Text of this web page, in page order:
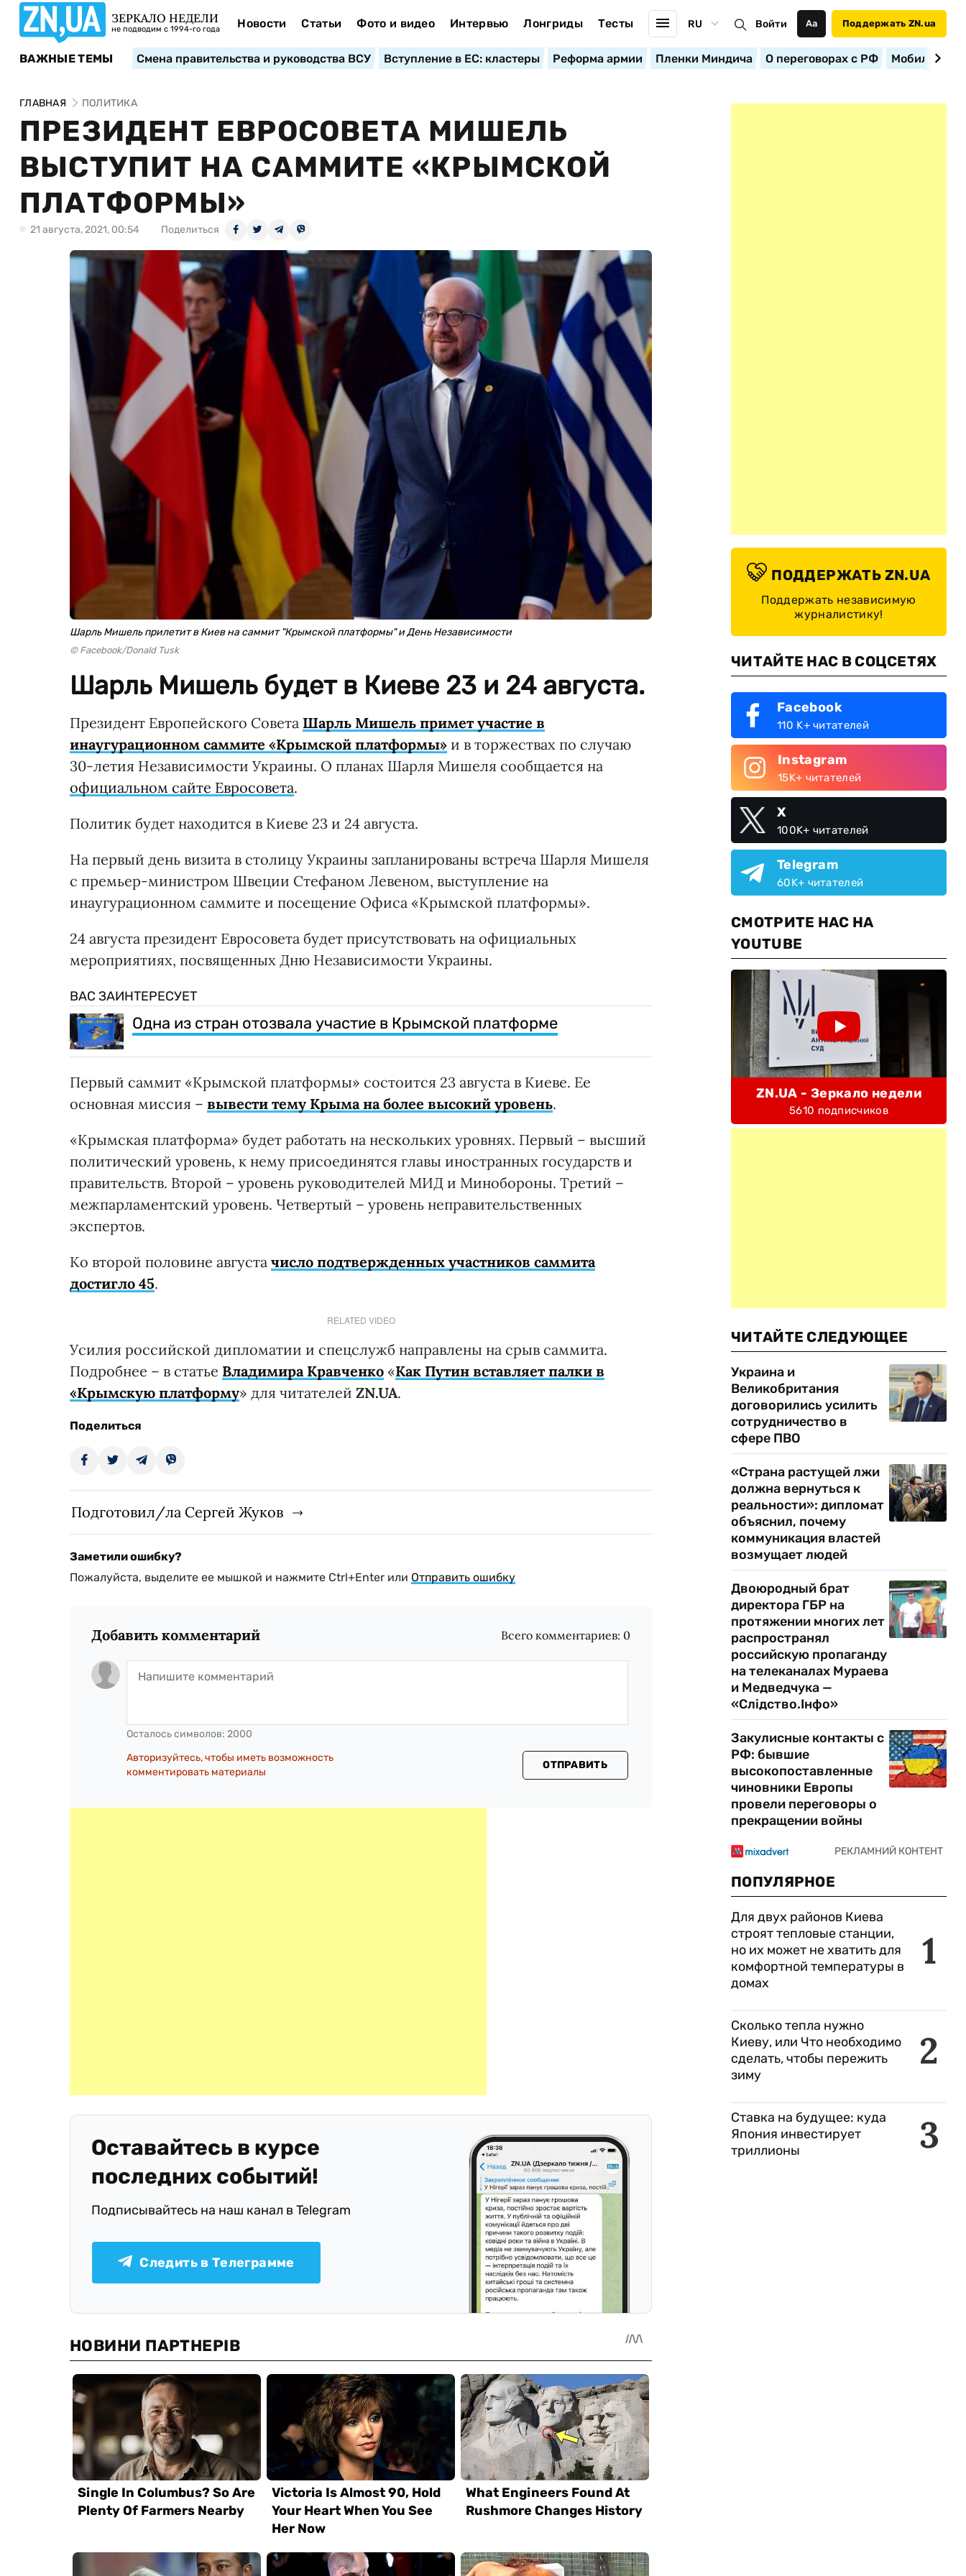
ЗЕРКАЛО НЕДЕЛИ
не подводим с 1994-го года Новости Статьи Фото и видео Интервью Лонгриды Тесты RU Войти Аа Поддержать ZN.ua
ВАЖНЫЕ ТЕМЫ Смена правительства и руководства ВСУ Вступление в ЕС: кластеры Реформа армии Пленки Миндича О переговорах с РФ
ГЛАВНАЯ ПОЛИТИКА
ПРЕЗИДЕНТ ЕВРОСОВЕТА МИШЕЛЬ
ВЫСТУПИТ НА САММИТЕ «КРЫМСКОЙ
ПЛАТФОРМЫ»
21 августа, 2021, 00:54 Поделиться
Шарль Мишель прилетит в Киев на саммит "Крымской платформы" и День Независимости
© Facebook/Donald Tusk
Шарль Мишель будет в Киеве 23 и 24 августа.
Президент Европейского Совета Шарль Мишель примет участие в
инаугурационном саммите «Крымской платформы» и в торжествах по случаю
30-летия Независимости Украины. О планах Шарля Мишеля сообщается на
официальном сайте Евросовета.
Политик будет находится в Киеве 23 и 24 августа.
На первый день визита в столицу Украины запланированы встреча Шарля Мишеля
с премьер-министром Швеции Стефаном Левеном, выступление на
инаугурационном саммите и посещение Офиса «Крымской платформы».
24 августа президент Евросовета будет присутствовать на официальных
мероприятиях, посвященных Дню Независимости Украины.
ВАС ЗАИНТЕРЕСУЕТ
Одна из стран отозвала участие в Крымской платформе
Первый саммит «Крымской платформы» состоится 23 августа в Киеве. Ее
основная миссия – вывести тему Крыма на более высокий уровень.
«Крымская платформа» будет работать на нескольких уровнях. Первый – высший
политический уровень, к нему присоединятся главы иностранных государств и
правительств. Второй – уровень руководителей МИД и Минобороны. Третий –
межпарламентский уровень. Четвертый – уровень неправительственных
экспертов.
Ко второй половине августа число подтвержденных участников саммита
достигло 45.
RELATED VIDEO
Усилия российской дипломатии и спецслужб направлены на срыв саммита.
Подробнее – в статье Владимира Кравченко «Как Путин вставляет палки в
«Крымскую платформу» для читателей ZN.UA.
Поделиться
Подготовил/ла Сергей Жуков
Заметили ошибку?
Пожалуйста, выделите ее мышкой и нажмите Ctrl+Enter или Отправить ошибку
Добавить комментарий Всего комментариев: 0
Осталось символов: 2000
Авторизуйтесь, чтобы иметь возможность
комментировать материалы
ОТПРАВИТЬ
Оставайтесь в курсе
последних событий!
Подписывайтесь на наш канал в Telegram
Следить в Телеграмме
ПОДДЕРЖАТЬ ZN.UA
Поддержать независимую
журналистику!
ЧИТАЙТЕ НАС В СОЦСЕТЯХ
Facebook
110 K+ читателей
Instagram
15K+ читателей
X
100K+ читателей
Telegram
60K+ читателей
СМОТРИТЕ НАС НА
YOUTUBE
ZN.UA - Зеркало недели
5610 подписчиков
ЧИТАЙТЕ СЛЕДУЮЩЕЕ
Украина и
Великобритания
договорились усилить
сотрудничество в
сфере ПВО
«Страна растущей лжи
должна вернуться к
реальности»: дипломат
объяснил, почему
коммуникация властей
возмущает людей
Двоюродный брат
директора ГБР на
протяжении многих лет
распространял
российскую пропаганду
на телеканалах Мураева
и Медведчука —
«Слідство.Інфо»
Закулисные контакты с
РФ: бывшие
высокопоставленные
чиновники Европы
провели переговоры о
прекращении войны
ПОПУЛЯРНОЕ
1
Для двух районов Киева
строят тепловые станции,
но их может не хватить для
комфортной температуры в
домах
2
Сколько тепла нужно
Киеву, или Что необходимо
сделать, чтобы пережить
зиму
3
Ставка на будущее: куда
Япония инвестирует
триллионы